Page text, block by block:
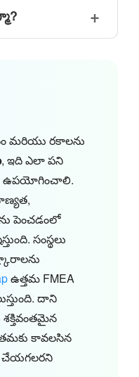
మరియు రకాలను
, ఇది ఎలా పని
ఉపయోగించాలి.
పెంచడంలో
సంస్థలు
ఉత్తమ FMEA
దాని
కావలసిన
చేయగలరని